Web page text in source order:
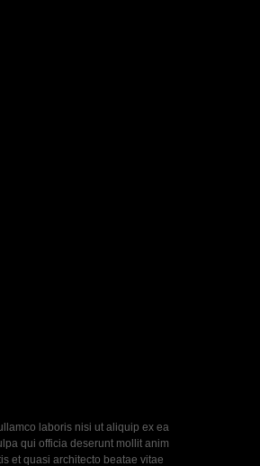
laboris nisi ut aliquip ex ea
qui officia deserunt mollit anim
et quasi architecto beatae vitae